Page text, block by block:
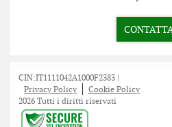
CIN:IT1111042A1000F2383 |
Privacy Policy
Cookie Policy
2026 Tutti i diritti riservati